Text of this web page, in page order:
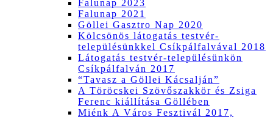
Falunap 2023
Falunap 2021
Göllei Gasztro Nap 2020
Kölcsönös látogatás testvér-
településünkkel Csíkpálfalvával 2018
Látogatás testvér-településünkön
Csíkpálfalván 2017
“Tavasz a Göllei Kácsalján”
A Töröcskei Szövőszakkör és Zsiga
Ferenc kiállítása Göllében
Miénk A Város Fesztivál 2017,